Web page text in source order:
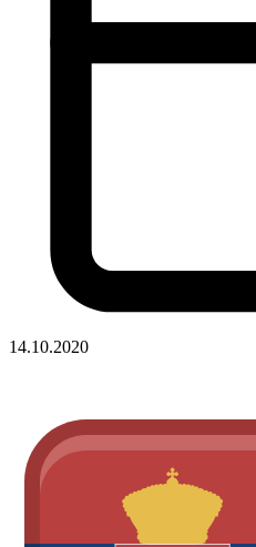
14.10.2020